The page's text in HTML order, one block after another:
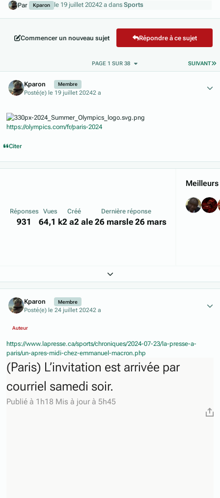
Par
Kparon le 19 juillet 20242 a dansSports
Commencer un nouveau sujet Répondre à ce sujet
SUIVANT
PAGE 1 SUR 38
Kparon Membre
Posté(e) le 19 juillet 20242 a
https://olympics.com/fr/paris-2024
Citer
Réponses
931
Vues
64,1 k
Créé
2 a2 a
Dernière réponse
le 26 marsle 26 mars
Expand topic overview
Kparon Membre
Posté(e) le 24 juillet 20242 a
Auteur
https://www.lapresse.ca/sports/chroniques/2024-07-23/la-presse-a-
paris/un-apres-midi-chez-emmanuel-macron.php
(Paris) L’invitation est arrivée par
courriel samedi soir.
Publié à 1h18 Mis à jour à 5h45